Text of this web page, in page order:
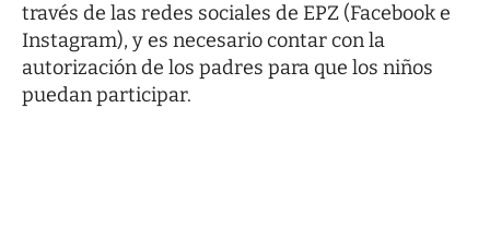
través de las redes sociales de EPZ (Facebook e
Instagram), y es necesario contar con la
autorización de los padres para que los niños
puedan participar.